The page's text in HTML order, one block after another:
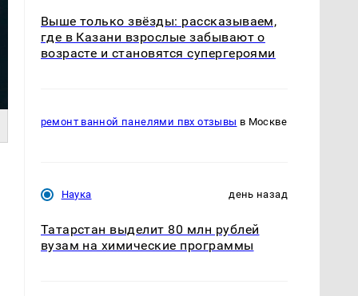
Выше только звёзды: рассказываем,
где в Казани взрослые забывают о
возрасте и становятся супергероями
ремонт ванной панелями пвх отзывы в Москве
Наука день назад
Татарстан выделит 80 млн рублей
вузам на химические программы